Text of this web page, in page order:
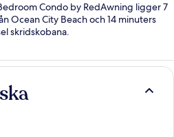
Condo by RedAwning ligger 7
Ocean City Beach och 14 minuters
skridskobana.